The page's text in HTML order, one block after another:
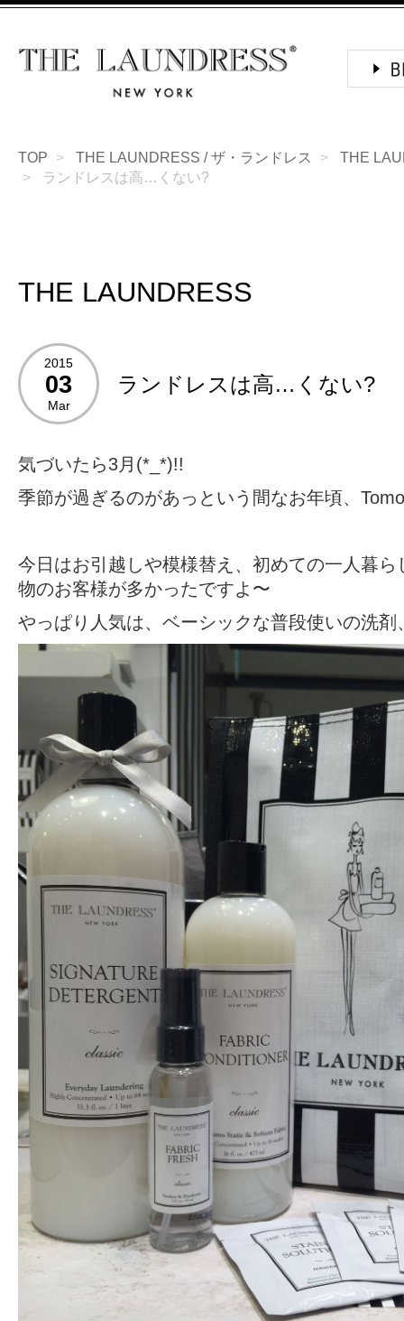
TOP THE LAUNDRESS / ザ・ランドレス
THE
ランドレスは高…くない?
THE LAUNDRESS
2015
03
Mar
ランドレスは高…くない?
気づいたら3月(*_*)!!
季節が過ぎるのがあっという間なお年頃、
今日はお引越しや模様替え、初めての一人暮
物のお客様が多かったですよ〜
やっぱり人気は、ベーシックな普段使いの洗剤